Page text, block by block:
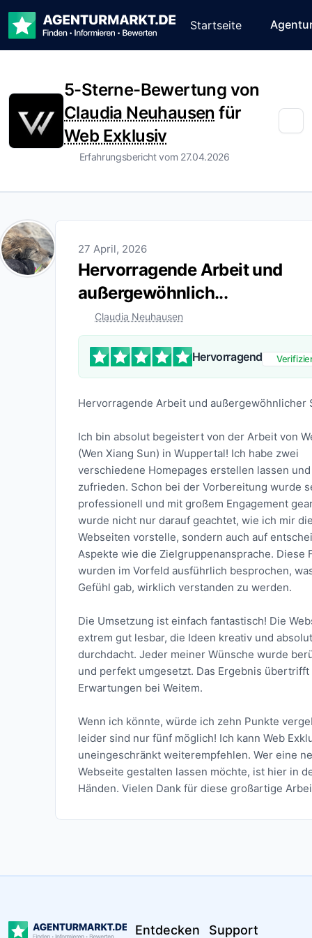
Startseite
5-Sterne-Bewertung von
Claudia Neuhausen für
Web Exklusiv
Erfahrungsbericht vom 27.04.2026
27 April, 2026
Hervorragende Arbeit und
außergewöhnlich...
Claudia Neuhausen
Hervorragend
Hervorragende Arbeit und außergewöhnlicher
Ich bin absolut begeistert von der Arbeit von
(Wen Xiang Sun) in Wuppertal! Ich habe zwei
verschiedene Homepages erstellen lassen
zufrieden. Schon bei der Vorbereitung wurde
professionell und mit großem Engagement
wurde nicht nur darauf geachtet, wie ich mir
Webseiten vorstelle, sondern auch auf
Aspekte wie die Zielgruppenansprache. Diese
wurden im Vorfeld ausführlich besprochen,
Gefühl gab, wirklich verstanden zu werden.
Die Umsetzung ist einfach fantastisch! Die
extrem gut lesbar, die Ideen kreativ und absolut
durchdacht. Jeder meiner Wünsche wurde
und perfekt umgesetzt. Das Ergebnis übertrifft
Erwartungen bei Weitem.
Wenn ich könnte, würde ich zehn Punkte
leider sind nur fünf möglich! Ich kann Web
uneingeschränkt weiterempfehlen. Wer eine
Webseite gestalten lassen möchte, ist hier in
Händen. Vielen Dank für diese großartige
Entdecken Support